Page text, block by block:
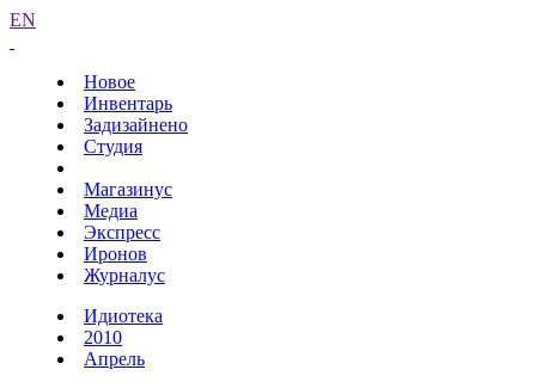
EN
Новое
Инвентарь
Задизайнено
Студия
Магазинус
Медиа
Экспресс
Иронов
Журналус
Идиотека
2010
Апрель